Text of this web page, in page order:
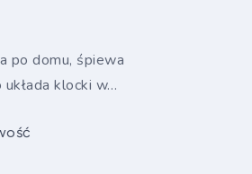
po domu, śpiewa
klocki w…